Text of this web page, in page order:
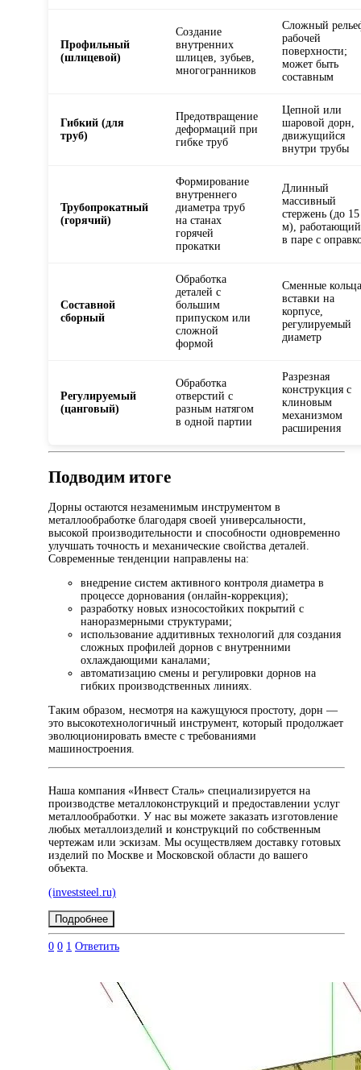
Профильный
(шлицевой)
Создание
внутренних
шлицев, зубьев,
многогранников
Сложный
рабочей
поверхности;
может быть
составным
Гибкий (для
труб)
Предотвращение
деформаций при
гибке труб
Цепной или
шаровой дорн,
движущийся
внутри трубы
Трубопрокатный
(горячий)
Формирование
внутреннего
диаметра труб
на станах
горячей
прокатки
Длинный
массивный
стержень (до 15
м), работающий
в паре с
Составной
сборный
Обработка
деталей с
большим
припуском или
сложной
формой
Сменные
вставки на
корпусе,
регулируемый
диаметр
Регулируемый
(цанговый)
Обработка
отверстий с
разным натягом
в одной партии
Разрезная
конструкция с
клиновым
механизмом
расширения
Подводим итоге
Дорны остаются незаменимым инструментом в
металлообработке благодаря своей универсальности,
высокой производительности и способности одновременно
улучшать точность и механические свойства деталей.
Современные тенденции направлены на:
внедрение систем активного контроля диаметра в
процессе дорнования (онлайн-коррекция);
разработку новых износостойких покрытий с
наноразмерными структурами;
использование аддитивных технологий для создания
сложных профилей дорнов с внутренними
охлаждающими каналами;
автоматизацию смены и регулировки дорнов на
гибких производственных линиях.
Таким образом, несмотря на кажущуюся простоту, дорн —
это высокотехнологичный инструмент, который продолжает
эволюционировать вместе с требованиями
машиностроения.
Наша компания «Инвест Сталь» специализируется на
производстве металлоконструкций и предоставлении услуг
металлообработки. У нас вы можете заказать изготовление
любых металлоизделий и конструкций по собственным
чертежам или эскизам. Мы осуществляем доставку готовых
изделий по Москве и Московской области до вашего
объекта.
(investsteel.ru)
Подробнее
0 0 1 Ответить